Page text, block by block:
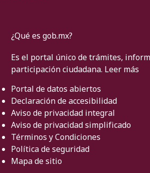
¿Qué es gob.mx?
Es el portal único de trámites,
participación ciudadana. Leer más
Portal de datos abiertos
Declaración de accesibilidad
Aviso de privacidad integral
Aviso de privacidad simplificado
Términos y Condiciones
Política de seguridad
Mapa de sitio